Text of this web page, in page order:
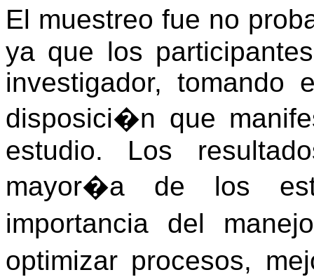
El muestreo fue no
ya que los
investigador, tomando
disposici�n que
estudio. Los
mayor�a de los
importancia del
optimizar procesos,